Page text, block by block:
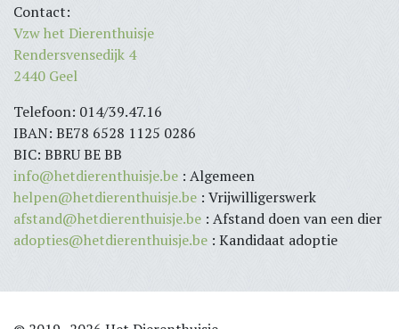
Contact:
Vzw het Dierenthuisje
Rendersvensedijk 4
2440 Geel
Telefoon: 014/39.47.16
IBAN: BE78 6528 1125 0286
BIC: BBRU BE BB
info@hetdierenthuisje.be : Algemeen
helpen@hetdierenthuisje.be : Vrijwilligerswerk
afstand@hetdierenthuisje.be : Afstand doen van een dier
adopties@hetdierenthuisje.be : Kandidaat adoptie